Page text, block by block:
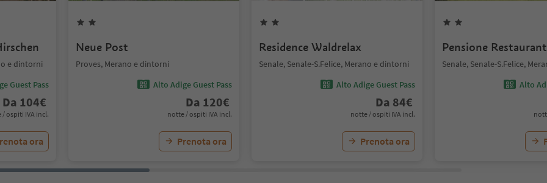
e dintorni
Guest Pass
Da 104€
/ ospiti IVA incl.
ora
Neue Post
Proves, Merano e dintorni
Alto Adige Guest Pass
Da 120€
notte / ospiti IVA incl.
Prenota ora
Residence Waldrelax
Senale, Senale-S.Felice, Merano e dintorni
Alto Adige Guest Pass
Da 84€
notte / ospiti IVA incl.
Prenota ora
Pensione
Senale, Senale-S.Felice,
Alto